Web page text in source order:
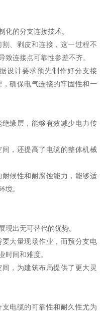
化的分支连接技术。
、剥皮和连接，这一过程不
致连接点可靠性参差不齐。
设计要求预先制作好分支接
确保电气连接的牢固性和一
缘层，能够有效减少电力传
，还提高了电缆的整体机械
候性和耐腐蚀能力，能够适
境。
现出无可替代的优势。
大量现场作业，而预分支电
时间和难度。
，为建筑布局提供了更大灵
电缆的可靠性和耐久性尤为